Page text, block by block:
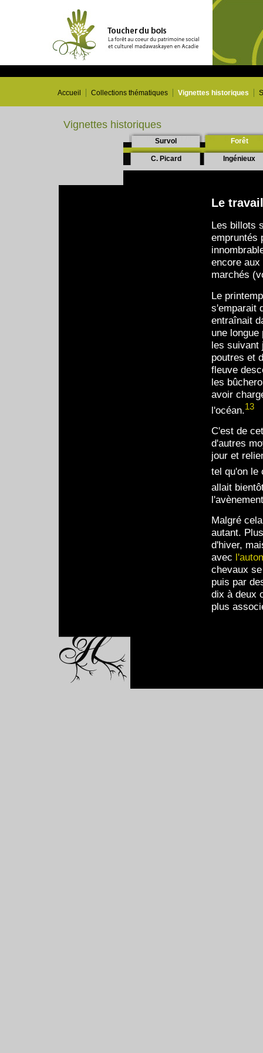
Accueil Collections thématiques Vignettes historiques
Vignettes historiques
Survol Forêt
C. Picard Ingénieux
Le
Les billots
empruntés
encore
marchés
Le
s'emparait
entraînait
une
les suivant
poutres et
fleuve
les
avoir
l'océan.13
C'est de
d'autres
jour et
tel qu'on le
allait
Malgré
autant.
d'hiver,
avec
chevaux
puis par
dix à deux
plus